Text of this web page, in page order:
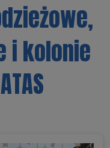
i kolonie